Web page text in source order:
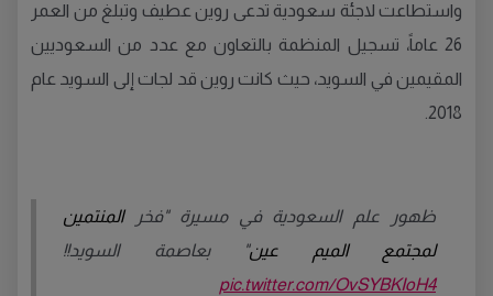
واستطاعت لاجئة سعودية تدعى روين عطيف وتبلغ من العمر
26 عاماً، تسجيل المنظمة بالتعاون مع عدد من السعوديين
المقيمين في السويد، حيث كانت روين قد لجات إلى السويد عام
2018.
ظهور علم السعودية في مسيرة "فخرالمنتمين
لمجتمع الميم عين" بعاصمة السويد!!
pic.twitter.com/OvSYBKIoH4